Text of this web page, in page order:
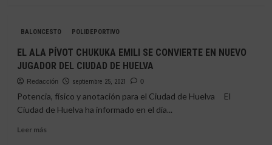
ALA
PÍVOT
DEL
CIUDAD
DE
HUELVA
CHUKUKA,
ABANDONA
EL
BALONCESTO POLIDEPORTIVO
EL ALA PÍVOT CHUKUKA EMILI SE CONVIERTE EN NUEVO
JUGADOR DEL CIUDAD DE HUELVA
Redacción septiembre 25, 2021 0
Potencia, físico y anotación para el Ciudad de Huelva El
Ciudad de Huelva ha informado en el día...
Leer másLeer